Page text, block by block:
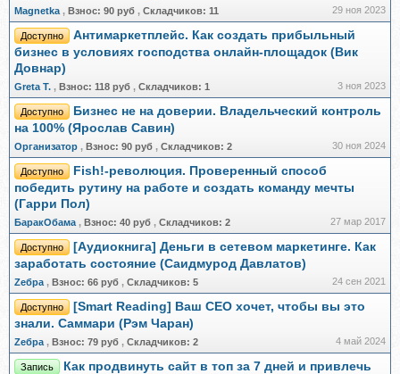
Magnetka , Взнос: 90 руб , Складчиков: 11 29 ноя 2023
Доступно
Антимаркетплейс. Как создать прибыльный
бизнес в условиях господства онлайн-площадок (Вик
Довнар)
Greta Т. , Взнос: 118 руб , Складчиков: 1 3 ноя 2023
Доступно
Бизнес не на доверии. Владельческий контроль
на 100% (Ярослав Савин)
Организатор , Взнос: 90 руб , Складчиков: 2 30 ноя 2024
Доступно
Fish!-революция. Проверенный способ
победить рутину на работе и создать команду мечты
(Гарри Пол)
БаракОбама , Взнос: 40 руб , Складчиков: 2 27 мар 2017
Доступно
[Аудиокнига] Деньги в сетевом маркетинге. Как
заработать состояние (Саидмурод Давлатов)
Zебра , Взнос: 66 руб , Складчиков: 5 24 сен 2021
Доступно
[Smart Reading] Ваш СЕО хочет, чтобы вы это
знали. Саммари (Рэм Чаран)
Zебра , Взнос: 79 руб , Складчиков: 2 4 май 2024
Запись
Как продвинуть сайт в топ за 7 дней и привлечь